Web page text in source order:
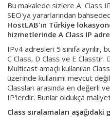
Bu makalede sizlere A Class
SEO'ya yararlarından
HostLAB'ın Türkiye
hizmetlerinde A Class IP
IPv4 adresleri 5 sınıfa ayrılır,
C Class, D Class ve E
Multicast amaçlı kullanılan
üzerinde kullanımı mevcut
Classları arasında en değerli
IP'lerdir. Bunlar oldukça
Class sıralamaları aşağıdaki